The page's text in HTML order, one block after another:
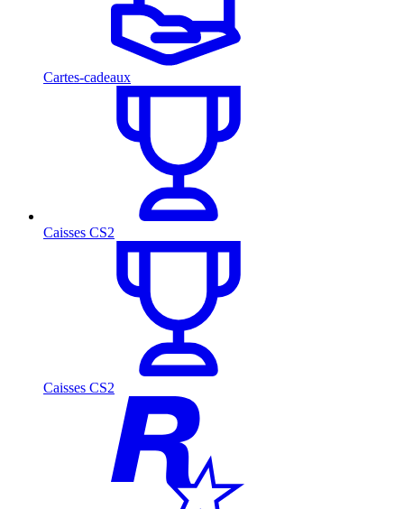
Cartes-cadeaux
Caisses CS2
Caisses CS2